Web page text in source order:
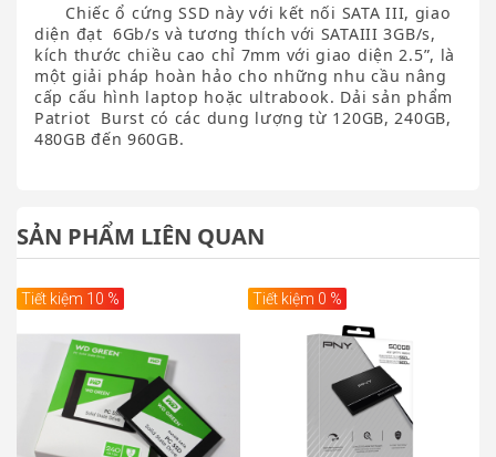
Chiếc ổ cứng SSD này với kết nối SATA III, giao
diện đạt 6Gb/s và tương thích với SATAIII 3GB/s,
kích thước chiều cao chỉ 7mm với giao diện 2.5”, là
một giải pháp hoàn hảo cho những nhu cầu nâng
cấp cấu hình laptop hoặc ultrabook. Dải sản phẩm
Patriot Burst có các dung lượng từ 120GB, 240GB,
480GB đến 960GB.
SẢN PHẨM LIÊN QUAN
Tiết kiệm 10 % Tiết kiệm 0 %